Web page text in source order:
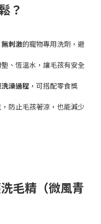
？
刺激的寵物專用洗劑，避
墊、恆溫水，讓毛孩有安全
澡過程 ，可搭配零食獎
，防止毛孩著涼，也能減少
毛精（微風青